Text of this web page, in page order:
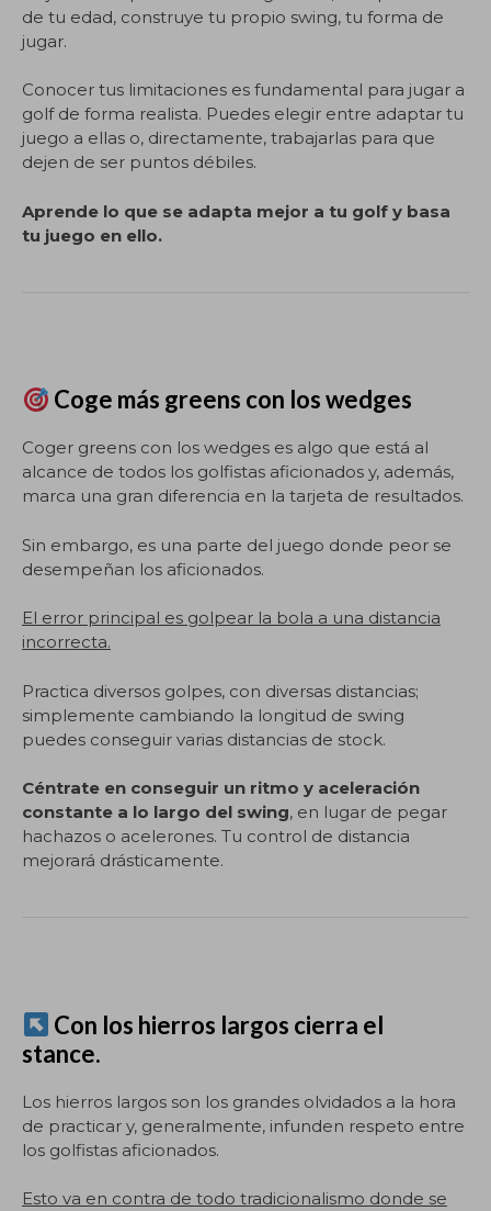
de tu edad, construye tu propio swing, tu forma de
jugar.
Conocer tus limitaciones es fundamental para jugar a
golf de forma realista. Puedes elegir entre adaptar tu
juego a ellas o, directamente, trabajarlas para que
dejen de ser puntos débiles.
Aprende lo que se adapta mejor a tu golf y basa
tu juego en ello.
Coge más greens con los wedges
Coger greens con los wedges es algo que está al
alcance de todos los golfistas aficionados y, además,
marca una gran diferencia en la tarjeta de resultados.
Sin embargo, es una parte del juego donde peor se
desempeñan los aficionados.
El error principal es golpear la bola a una distancia
incorrecta.
Practica diversos golpes, con diversas distancias;
simplemente cambiando la longitud de swing
puedes conseguir varias distancias de stock.
Céntrate en conseguir un ritmo y aceleración
constante a lo largo del swing, en lugar de pegar
hachazos o acelerones. Tu control de distancia
mejorará drásticamente.
Con los hierros largos cierra el
stance.
Los hierros largos son los grandes olvidados a la hora
de practicar y, generalmente, infunden respeto entre
los golfistas aficionados.
Esto va en contra de todo tradicionalismo donde se